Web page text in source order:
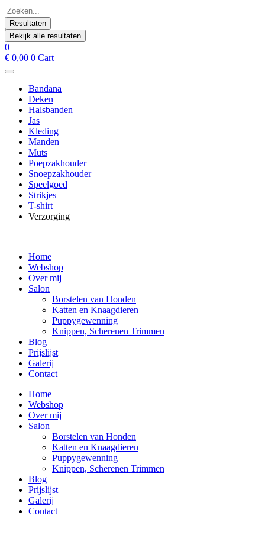
Spring
naar
de
inhoud
Search
...Resultaten
Bekijk alle resultaten
0
€ 0,00 0 Cart
Bandana
Deken
Halsbanden
Jas
Kleding
Manden
Muts
Poepzakhouder
Snoepzakhouder
Speelgoed
Strikjes
T-shirt
Verzorging
Home
Webshop
Over mij
Salon
Borstelen van Honden
Katten en Knaagdieren
Puppygewenning
Knippen, Scherenen Trimmen
Blog
Prijslijst
Galerij
Contact
Home
Webshop
Over mij
Salon
Borstelen van Honden
Katten en Knaagdieren
Puppygewenning
Knippen, Scherenen Trimmen
Blog
Prijslijst
Galerij
Contact